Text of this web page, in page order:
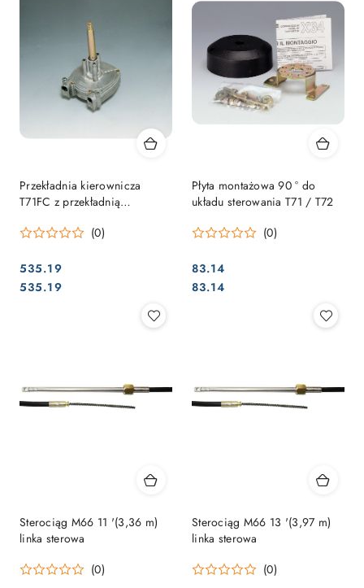
Przekładnia kierownicza
T71FC z przekładnią
(0)
Cena:
535.19
Cena:
535.19
Płyta montażowa 90 ° do
układu sterowania T71 / T72
(0)
Cena:
83.14
Cena:
83.14
Sterociąg M66 11 '(3,36 m)
linka sterowa
(0)
Sterociąg M66 13 '(3,97 m)
linka sterowa
(0)